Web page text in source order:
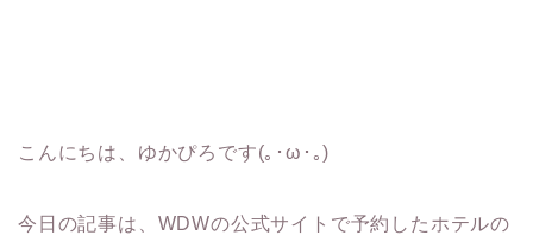
こんにちは、ゆかぴろです(｡･ω･｡)
今日の記事は、WDWの公式サイトで予約したホテルの